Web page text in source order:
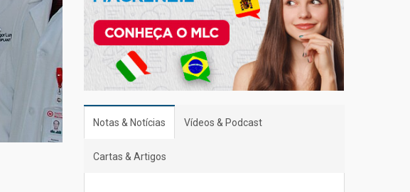
Notas & Notícias Vídeos & Podcast
Cartas & Artigos